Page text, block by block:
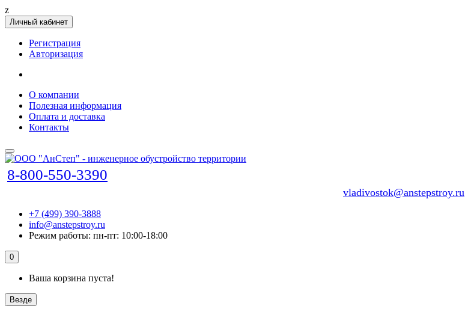
z
Личный кабинет
Регистрация
Авторизация
О компании
Полезная информация
Оплата и доставка
Контакты
8-800-550-3390
vladivostok@anstepstroy.ru
+7 (499) 390-3888
info@anstepstroy.ru
Режим работы: пн-пт: 10:00-18:00
0
Ваша корзина пуста!
Везде